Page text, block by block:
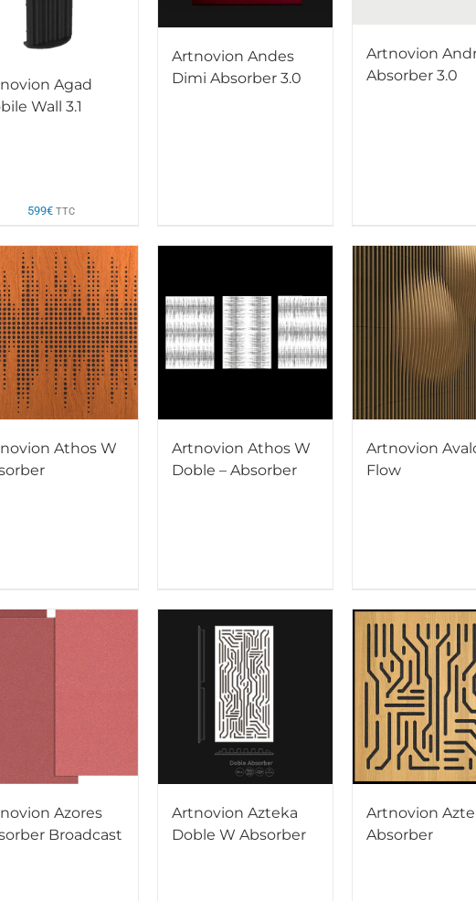
Agad
Wall 3.1
599€ TTC
Artnovion Andes
Dimi Absorber 3.0
Artnovion
Absorber 3.0
Athos W
Artnovion Athos W
Doble – Absorber
Artnovion
Flow
Azores
Broadcast
Artnovion Azteka
Doble W Absorber
Artnovion
Absorber